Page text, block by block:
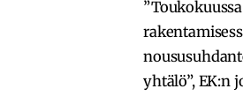
yhtälö”, EK:n